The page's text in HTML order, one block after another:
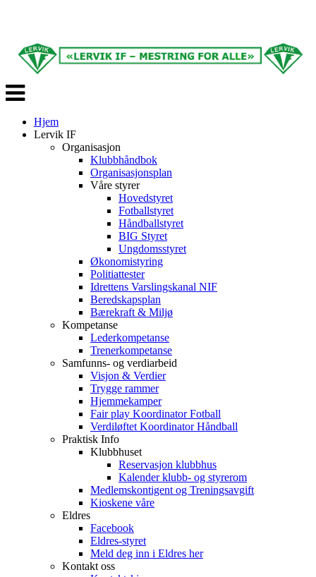
Veksle
navigasjon
Hjem
Lervik IF
Organisasjon
Klubbhåndbok
Organisasjonsplan
Våre styrer
Hovedstyret
Fotballstyret
Håndballstyret
BIG Styret
Ungdomsstyret
Økonomistyring
Politiattester
Idrettens Varslingskanal NIF
Beredskapsplan
Bærekraft & Miljø
Kompetanse
Lederkompetanse
Trenerkompetanse
Samfunns- og verdiarbeid
Visjon & Verdier
Trygge rammer
Hjemmekamper
Fair play Koordinator Fotball
Verdiløftet Koordinator Håndball
Praktisk Info
Klubbhuset
Reservasjon klubbhus
Kalender klubb- og styrerom
Medlemskontigent og Treningsavgift
Kioskene våre
Eldres
Facebook
Eldres-styret
Meld deg inn i Eldres her
Kontakt oss